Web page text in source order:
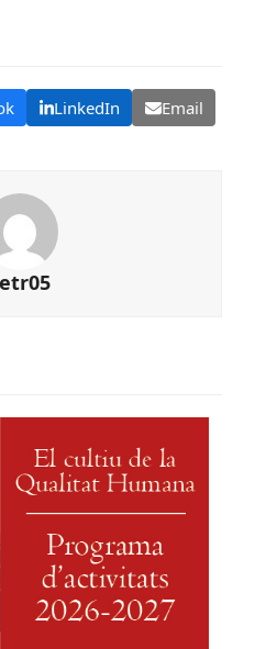
LinkedIn Email